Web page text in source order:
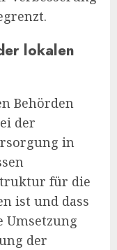
lokalen
Behörden
der
in
für die
ist und dass
der